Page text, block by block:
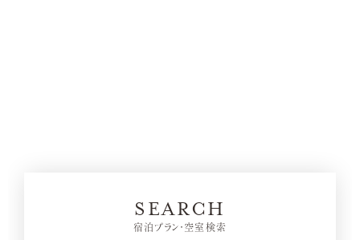
SEARCH
宿泊プラン・空室検索